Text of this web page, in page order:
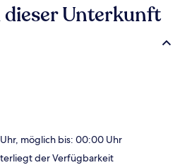
dieser Unterkunft
möglich bis: 00:00 Uhr
der Verfügbarkeit